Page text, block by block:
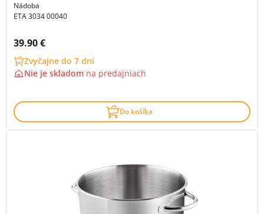
Nádoba
ETA 3034 00040
Cena s DPH:
39.90 €
Zvyčajne do 7 dní
Nie je skladom na predajniach
Do košíka